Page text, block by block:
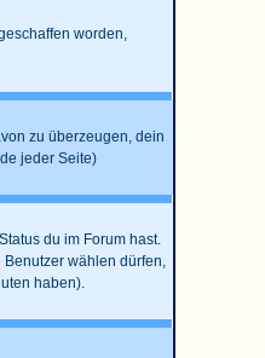
worden,
zu überzeugen, dein
jeder Seite)
du im Forum hast.
wählen dürfen,
haben).